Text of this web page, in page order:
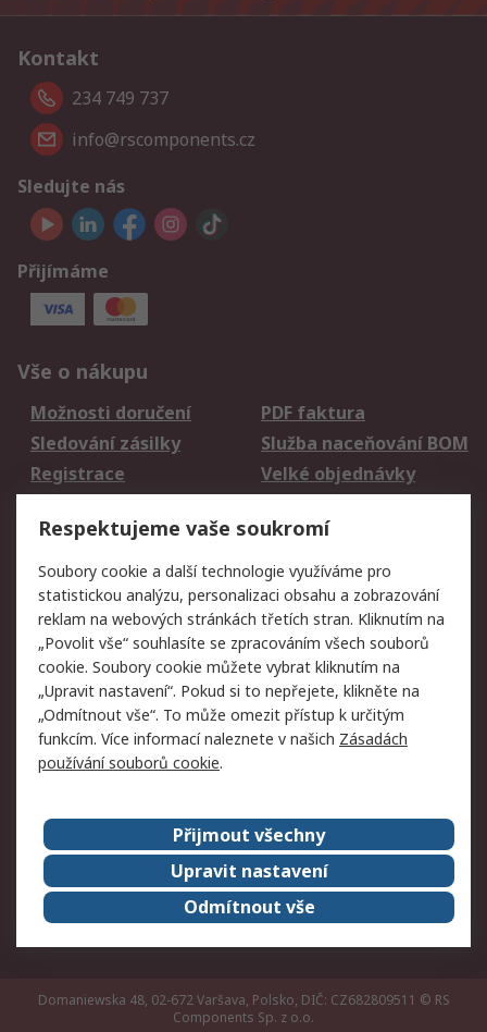
Kontakt
234 749 737
info@rscomponents.cz
Sledujte nás
Přijímáme
Vše o nákupu
Možnosti doručení
PDF faktura
Sledování zásilky
Služba naceňování BOM
Registrace
Velké objednávky
Právní
Autorská práva
Obchodní podmínky
společnosti RS
Prohlášení o ochraně
údajů
Zabezpečení
elektronické pošty
Zásady pro soubory
cookie
Zásady ochrany
osobních údajů
Kontakt
O naší společnosti
RS Group
Kariéra
Ocenění
ESG
Domaniewska 48, 02-672 Varšava, Polsko, DIČ: CZ682809511 © RS
Components Sp. z o.o.
Respektujeme vaše soukromí
Soubory cookie a další technologie využíváme pro
statistickou analýzu, personalizaci obsahu a zobrazování
reklam na webových stránkách třetích stran. Kliknutím na
„Povolit vše“ souhlasíte se zpracováním všech souborů
cookie. Soubory cookie můžete vybrat kliknutím na
„Upravit nastavení“. Pokud si to nepřejete, klikněte na
„Odmítnout vše“. To může omezit přístup k určitým
funkcím. Více informací naleznete v našich Zásadách
používání souborů cookie.
Přijmout všechny
Upravit nastavení
Odmítnout vše